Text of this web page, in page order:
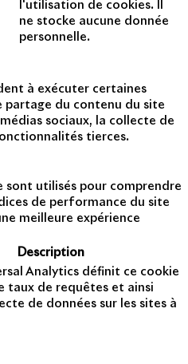
l'utilisation de cookies. Il
ne stocke aucune donnée
personnelle.
à exécuter certaines
du contenu du site
sociaux, la collecte de
tierces.
sont utilisés pour comprendre
de performance du site
meilleure expérience
Description
Analytics définit ce cookie
taux de requêtes et ainsi
de données sur les sites à